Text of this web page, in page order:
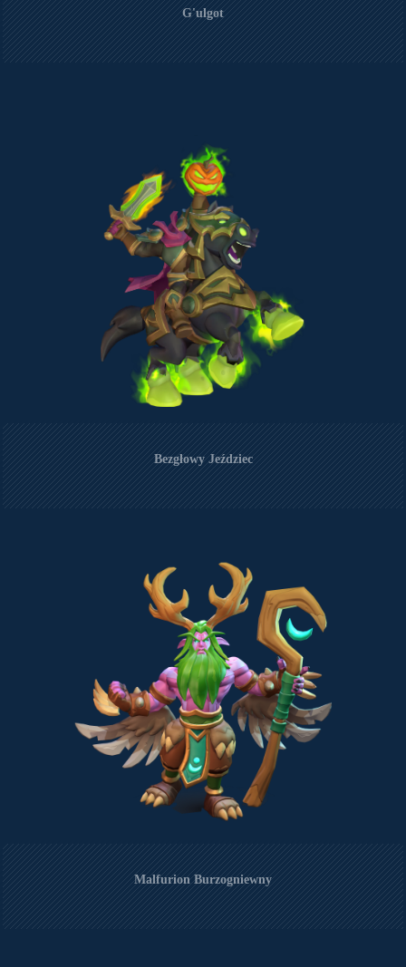
G'ulgot
Bezgłowy Jeździec
Malfurion Burzogniewny